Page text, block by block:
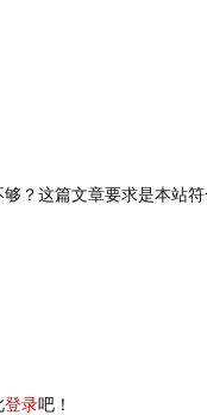
？这篇文章要求是本站
登录吧！